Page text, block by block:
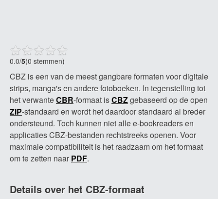
0.0/5(0 stemmen)
CBZ is een van de meest gangbare formaten voor digitale
strips, manga's en andere fotoboeken. In tegenstelling tot
het verwanteCBR-formaat isCBZgebaseerd op de open
ZIP-standaard en wordt het daardoor standaard al breder
ondersteund. Toch kunnen niet alle e-bookreaders en
applicaties CBZ-bestanden rechtstreeks openen. Voor
maximale compatibiliteit is het raadzaam om het formaat
om te zetten naarPDF.
Details over het CBZ-formaat